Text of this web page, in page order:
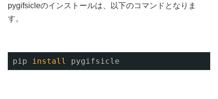
pygifsicleのインストールは、以下のコマンドとなりま
す。
pip install pygifsicle